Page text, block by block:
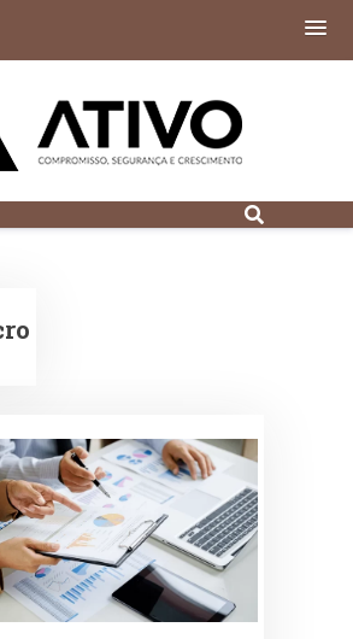
Contabilidade
Digital em Porto